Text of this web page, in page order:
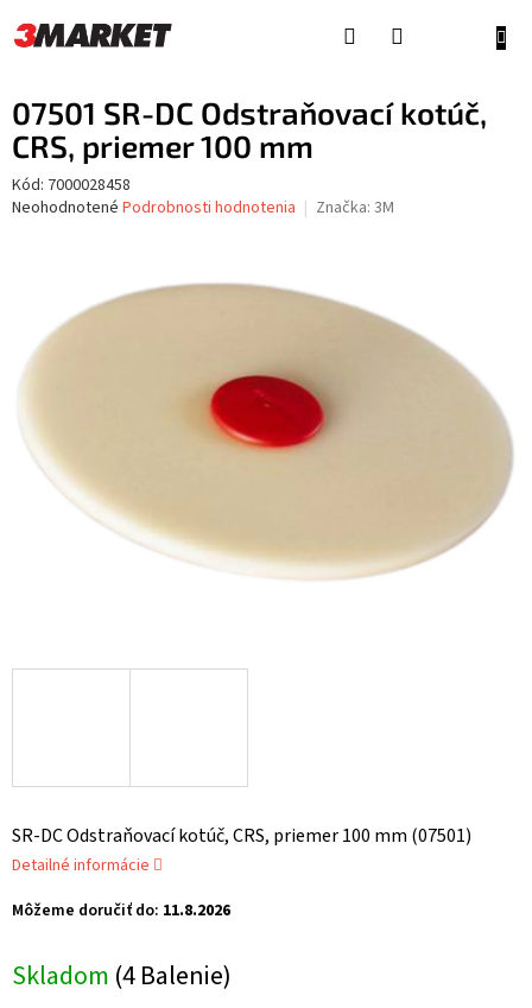
na
obsah
07501 SR-DC Odstraňovací kotúč,
CRS, priemer 100 mm
Kód: 7000028458
Priemerné
hviezdičiek.
Neohodnotené Podrobnosti hodnotenia Značka: 3M
Skladom (4 Balenie)
Môžeme doručiť do: 11.8.2026
SR-DC Odstraňovací kotúč, CRS, priemer 100 mm (07501)
Detailné informácie